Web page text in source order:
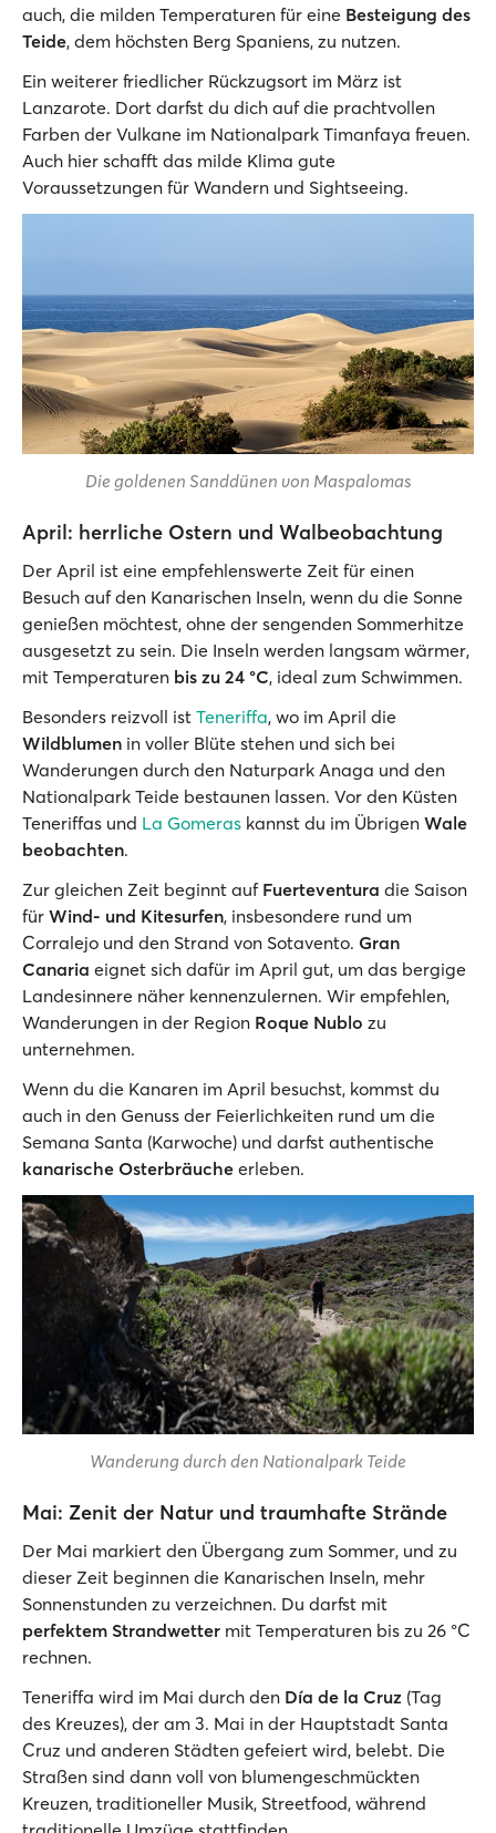
auch, die milden Temperaturen für eine Besteigung des
Teide, dem höchsten Berg Spaniens, zu nutzen.
Ein weiterer friedlicher Rückzugsort im März ist
Lanzarote. Dort darfst du dich auf die prachtvollen
Farben der Vulkane im Nationalpark Timanfaya freuen.
Auch hier schafft das milde Klima gute
Voraussetzungen für Wandern und Sightseeing.
Die goldenen Sanddünen von Maspalomas
April: herrliche Ostern und Walbeobachtung
Der April ist eine empfehlenswerte Zeit für einen
Besuch auf den Kanarischen Inseln, wenn du die Sonne
genießen möchtest, ohne der sengenden Sommerhitze
ausgesetzt zu sein. Die Inseln werden langsam wärmer,
mit Temperaturen bis zu 24 °C, ideal zum Schwimmen.
Besonders reizvoll ist Teneriffa, wo im April die
Wildblumen in voller Blüte stehen und sich bei
Wanderungen durch den Naturpark Anaga und den
Nationalpark Teide bestaunen lassen. Vor den Küsten
Teneriffas und La Gomeras kannst du im Übrigen Wale
beobachten.
Zur gleichen Zeit beginnt auf Fuerteventura die Saison
für Wind- und Kitesurfen, insbesondere rund um
Corralejo und den Strand von Sotavento. Gran
Canaria eignet sich dafür im April gut, um das bergige
Landesinnere näher kennenzulernen. Wir empfehlen,
Wanderungen in der Region Roque Nublo zu
unternehmen.
Wenn du die Kanaren im April besuchst, kommst du
auch in den Genuss der Feierlichkeiten rund um die
Semana Santa (Karwoche) und darfst authentische
kanarische Osterbräuche erleben.
Wanderung durch den Nationalpark Teide
Mai: Zenit der Natur und traumhafte Strände
Der Mai markiert den Übergang zum Sommer, und zu
dieser Zeit beginnen die Kanarischen Inseln, mehr
Sonnenstunden zu verzeichnen. Du darfst mit
perfektem Strandwetter mit Temperaturen bis zu 26 °C
rechnen.
Teneriffa wird im Mai durch den Día de la Cruz (Tag
des Kreuzes), der am 3. Mai in der Hauptstadt Santa
Cruz und anderen Städten gefeiert wird, belebt. Die
Straßen sind dann voll von blumengeschmückten
Kreuzen, traditioneller Musik, Streetfood, während